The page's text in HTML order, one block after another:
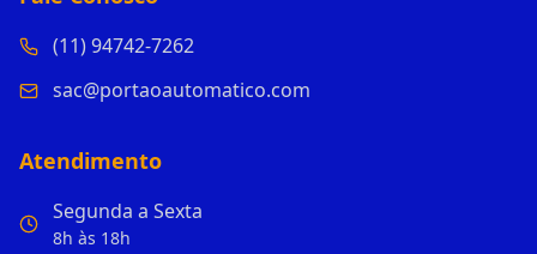
(11) 94742-7262
sac@portaoautomatico.com
Atendimento
Segunda a Sexta
8h às 18h